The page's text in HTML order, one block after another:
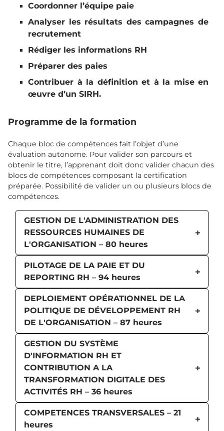
Coordonner l’équipe paie
Analyser les résultats des campagnes de
recrutement
Rédiger les informations RH
Préparer des paies
Contribuer à la définition et à la mise en
œuvre d’un SIRH.
Programme de la formation
Chaque bloc de compétences fait l’objet d’une
évaluation autonome. Pour valider son parcours et
obtenir le titre, l’apprenant doit donc valider chacun des
blocs de compétences composant la certification
préparée. Possibilité de valider un ou plusieurs blocs de
compétences.
GESTION DE L'ADMINISTRATION DES
RESSOURCES HUMAINES DE
L'ORGANISATION – 80 heures
PILOTAGE DE LA PAIE ET DU
REPORTING RH – 94 heures
DEPLOIEMENT OPÉRATIONNEL DE LA
POLITIQUE DE DÉVELOPPEMENT RH
DE L'ORGANISATION – 87 heures
GESTION DU SYSTÈME
D'INFORMATION RH ET
CONTRIBUTION A LA
TRANSFORMATION DIGITALE DES
ACTIVITÉS RH – 36 heures
COMPETENCES TRANSVERSALES – 21
heures